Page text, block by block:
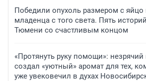
Победили опухоль размером с
младенца с того света. Пять
Тюмени со счастливым концом
«Протянуть руку помощи»:
создал «уютный» аромат для тех,
уже увековечил в духах